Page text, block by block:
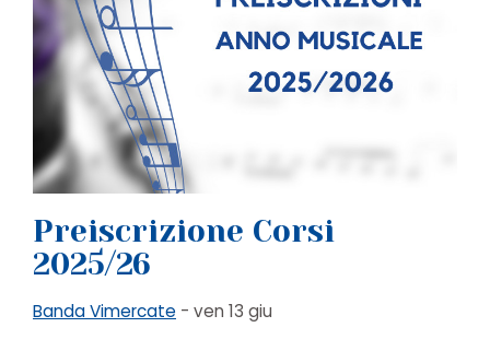
Preiscrizione Corsi
2025/26
Banda Vimercate - ven 13 giu